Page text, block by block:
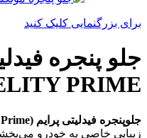
برای بزرگنمایی کلیک کنید
جلو پنجره
PRIME
جلوپنجره فیدلیتی پرایم (Fidelity Prime)
زیبایی خاصی به خودرو